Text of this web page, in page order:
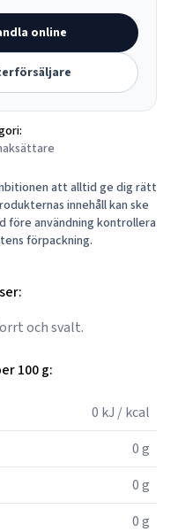
online
att alltid ge dig rätt
innehåll kan ske
före användning kontrollera
förpackning.
och svalt.
100 g:
0 kJ / kcal
0 g
0 g
0 g